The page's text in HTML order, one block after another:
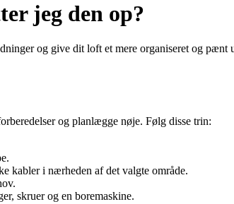
jeg den op?
og give dit loft et mere organiseret og
og planlægge nøje. Følg disse trin:
kabler i nærheden af det valgte område.
skruer og en boremaskine.